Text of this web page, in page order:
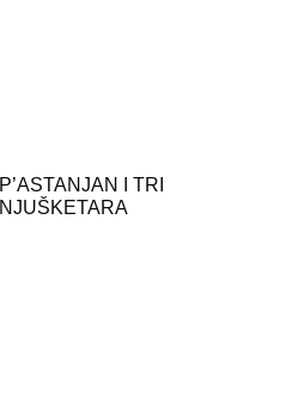
P’ASTANJAN I TRI
NJUŠKETARA